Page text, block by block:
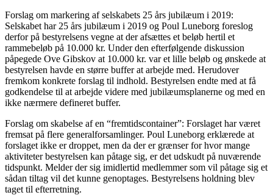
Forslag om markering af selskabets 25 års jubilæum i 2019:
Selskabet har 25 års jubilæum i 2019 og Poul Luneborg foreslog
derfor på bestyrelsens vegne at der afsættes et beløb hertil et
rammebeløb på 10.000 kr. Under den efterfølgende diskussion
påpegede Ove Gibskov at 10.000 kr. var et lille beløb og ønskede at
bestyrelsen havde en større buffer at arbejde med. Herudover
fremkom konkrete forslag til indhold. Bestyrelsen endte med at få
godkendelse til at arbejde videre med jubilæumsplanerne og med en
ikke nærmere defineret buffer.
Forslag om skabelse af en “fremtidscontainer”: Forslaget har været
fremsat på flere generalforsamlinger. Poul Luneborg erklærede at
forslaget ikke er droppet, men da der er grænser for hvor mange
aktiviteter bestyrelsen kan påtage sig, er det udskudt på nuværende
tidspunkt. Melder der sig imidlertid medlemmer som vil påtage sig et
sådan tiltag vil det kunne genoptages. Bestyrelsens holdning blev
taget til efterretning.